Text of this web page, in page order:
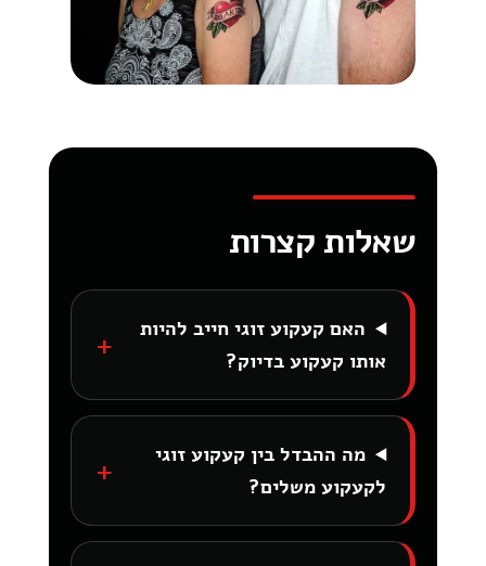
שאלות קצרות
האם קעקוע זוגי חייב להיות
אותו קעקוע בדיוק?
מה ההבדל בין קעקוע זוגי
לקעקוע משלים?